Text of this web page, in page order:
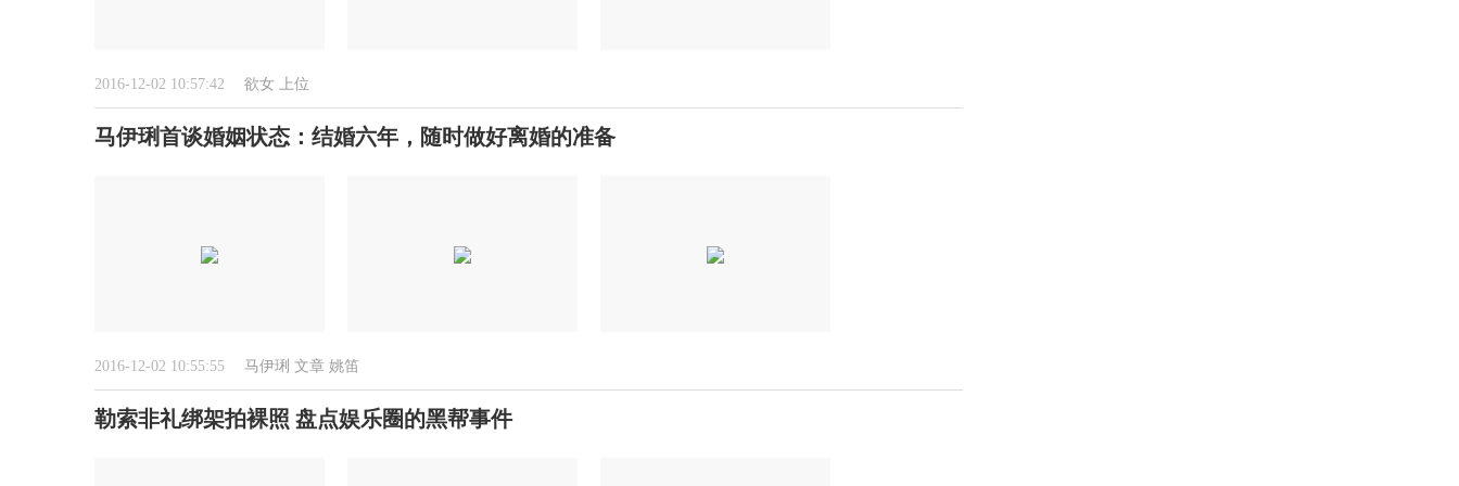
2016-12-02 10:57:42 欲女 上位
马伊琍首谈婚姻状态：结婚六年，随时做好离婚的准备
2016-12-02 10:55:55 马伊琍 文章 姚笛
勒索非礼绑架拍裸照 盘点娱乐圈的黑帮事件